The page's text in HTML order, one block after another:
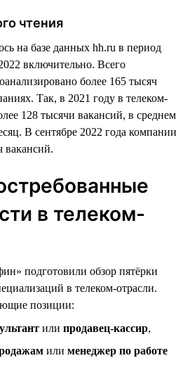
чтения
на базе данных hh.ru в период
включительно. Всего
более 165 тысяч
Так, в 2021 году в телеком-
128 тысячи вакансий, в среднем
В сентябре 2022 года компании
вакансий.
в телеком-
подготовили обзор пятёрки
в телеком-отрасли.
позиции:
или продавец-кассир,
или менеджер по работе